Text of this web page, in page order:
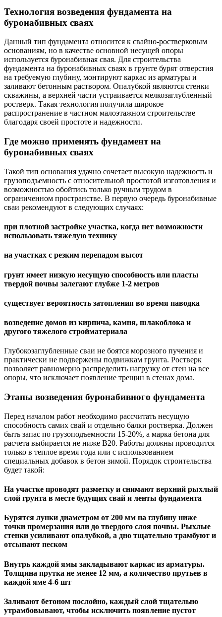
Технология возведения фундамента на
буронабивных сваях
Данный тип фундамента относится к свайно-ростверковым
основаниям, но в качестве основной несущей опоры
используется буронабивная свая. Для строительства
фундамента на буронабивных сваях в грунте бурят отверстия
на требуемую глубину, монтируют каркас из арматуры и
заливают бетонным раствором. Опалубкой являются стенки
скважины, а верхней части устраивается мелкозаглубленный
ростверк. Такая технология получила широкое
распространение в частном малоэтажном строительстве
благодаря своей простоте и надежности.
Где можно применять фундамент на
буронабивных сваях
Такой тип основания удачно сочетает высокую надежность и
грузоподъемность с относительной простотой изготовления и
возможностью обойтись только ручным трудом в
ограниченном пространстве. В первую очередь буронабивные
сваи рекомендуют в следующих случаях:
при плотной застройке участка, когда нет возможности
использовать тяжелую технику
на участках с резким перепадом высот
грунт имеет низкую несущую способность или пласты
твердой почвы залегают глубже 1-2 метров
существует вероятность затопления во время паводка
возведение домов из кирпича, камня, шлакоблока и
другого тяжелого стройматериала
Глубокозаглубленные сваи не боятся морозного пучения и
практически не подвержены подвижкам грунта. Ростверк
позволяет равномерно распределить нагрузку от стен на все
опоры, что исключает появление трещин в стенах дома.
Этапы возведения буронабивного фундамента
Перед началом работ необходимо рассчитать несущую
способность самих свай и отдельно балки ростверка. Должен
быть запас по грузоподъемности 15-20%, а марка бетона для
расчета выбирается не ниже В20. Работы должны проводится
только в теплое время года или с использованием
специальных добавок в бетон зимой. Порядок строительства
будет такой:
На участке проводят разметку и снимают верхний рыхлый
слой грунта в месте будущих свай и ленты фундамента
Бурятся лунки диаметром от 200 мм на глубину ниже
точки промерзания или до твердого слоя почвы. Рыхлые
стенки усиливают опалубкой, а дно тщательно трамбуют и
отсыпают песком
Внутрь каждой ямы закладывают каркас из арматуры.
Толщина прутка не менее 12 мм, а количество прутьев в
каждой яме 4-6 шт
Заливают бетоном послойно, каждый слой тщательно
утрамбовывают, чтобы исключить появление пустот